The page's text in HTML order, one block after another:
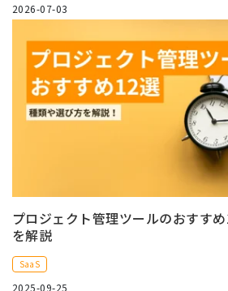
2026-07-03
プロジェクト管理ツールのおすす
を解説
SaaS
2025-09-25